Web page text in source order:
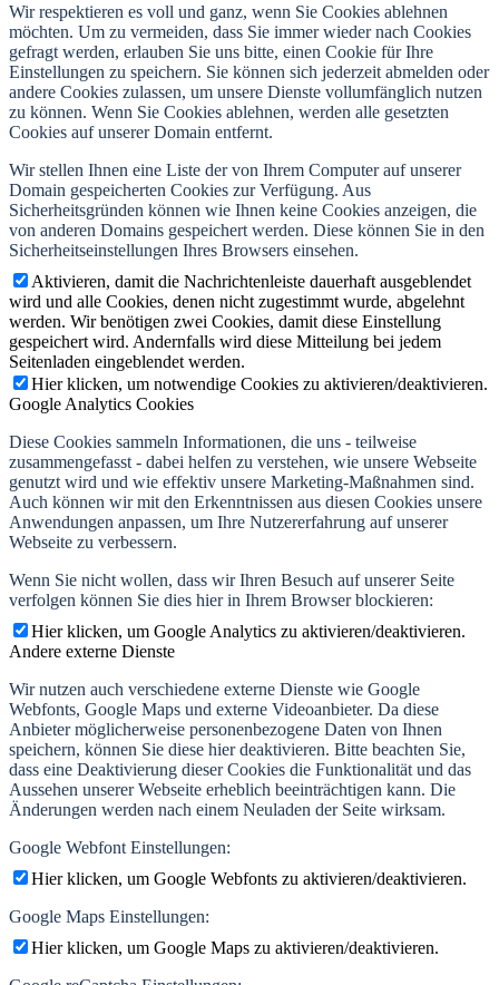
Wir respektieren es voll und ganz, wenn Sie Cookies ablehnen
möchten. Um zu vermeiden, dass Sie immer wieder nach Cookies
gefragt werden, erlauben Sie uns bitte, einen Cookie für Ihre
Einstellungen zu speichern. Sie können sich jederzeit abmelden oder
andere Cookies zulassen, um unsere Dienste vollumfänglich nutzen
zu können. Wenn Sie Cookies ablehnen, werden alle gesetzten
Cookies auf unserer Domain entfernt.
Wir stellen Ihnen eine Liste der von Ihrem Computer auf unserer
Domain gespeicherten Cookies zur Verfügung. Aus
Sicherheitsgründen können wie Ihnen keine Cookies anzeigen, die
von anderen Domains gespeichert werden. Diese können Sie in den
Sicherheitseinstellungen Ihres Browsers einsehen.
Aktivieren, damit die Nachrichtenleiste dauerhaft ausgeblendet
wird und alle Cookies, denen nicht zugestimmt wurde, abgelehnt
werden. Wir benötigen zwei Cookies, damit diese Einstellung
gespeichert wird. Andernfalls wird diese Mitteilung bei jedem
Seitenladen eingeblendet werden.
Hier klicken, um notwendige Cookies zu aktivieren/deaktivieren.
Google Analytics Cookies
Diese Cookies sammeln Informationen, die uns - teilweise
zusammengefasst - dabei helfen zu verstehen, wie unsere Webseite
genutzt wird und wie effektiv unsere Marketing-Maßnahmen sind.
Auch können wir mit den Erkenntnissen aus diesen Cookies unsere
Anwendungen anpassen, um Ihre Nutzererfahrung auf unserer
Webseite zu verbessern.
Wenn Sie nicht wollen, dass wir Ihren Besuch auf unserer Seite
verfolgen können Sie dies hier in Ihrem Browser blockieren:
Hier klicken, um Google Analytics zu aktivieren/deaktivieren.
Andere externe Dienste
Wir nutzen auch verschiedene externe Dienste wie Google
Webfonts, Google Maps und externe Videoanbieter. Da diese
Anbieter möglicherweise personenbezogene Daten von Ihnen
speichern, können Sie diese hier deaktivieren. Bitte beachten Sie,
dass eine Deaktivierung dieser Cookies die Funktionalität und das
Aussehen unserer Webseite erheblich beeinträchtigen kann. Die
Änderungen werden nach einem Neuladen der Seite wirksam.
Google Webfont Einstellungen:
Hier klicken, um Google Webfonts zu aktivieren/deaktivieren.
Google Maps Einstellungen:
Hier klicken, um Google Maps zu aktivieren/deaktivieren.